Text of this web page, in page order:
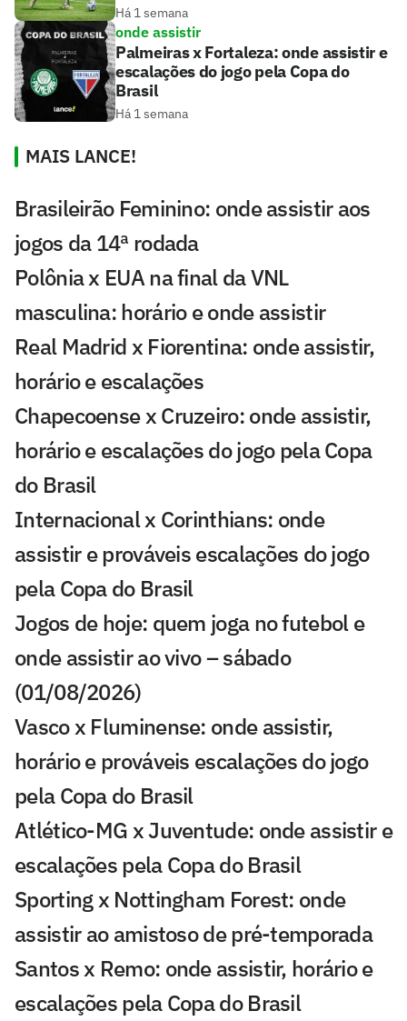
Há 1 semana
onde assistir
Palmeiras x Fortaleza: onde assistir e
escalações do jogo pela Copa do
Brasil
Há 1 semana
MAIS LANCE!
Brasileirão Feminino: onde assistir aos
jogos da 14ª rodada
Polônia x EUA na final da VNL
masculina: horário e onde assistir
Real Madrid x Fiorentina: onde assistir,
horário e escalações
Chapecoense x Cruzeiro: onde assistir,
horário e escalações do jogo pela Copa
do Brasil
Internacional x Corinthians: onde
assistir e prováveis escalações do jogo
pela Copa do Brasil
Jogos de hoje: quem joga no futebol e
onde assistir ao vivo – sábado
(01/08/2026)
Vasco x Fluminense: onde assistir,
horário e prováveis escalações do jogo
pela Copa do Brasil
Atlético-MG x Juventude: onde assistir e
escalações pela Copa do Brasil
Sporting x Nottingham Forest: onde
assistir ao amistoso de pré-temporada
Santos x Remo: onde assistir, horário e
escalações pela Copa do Brasil